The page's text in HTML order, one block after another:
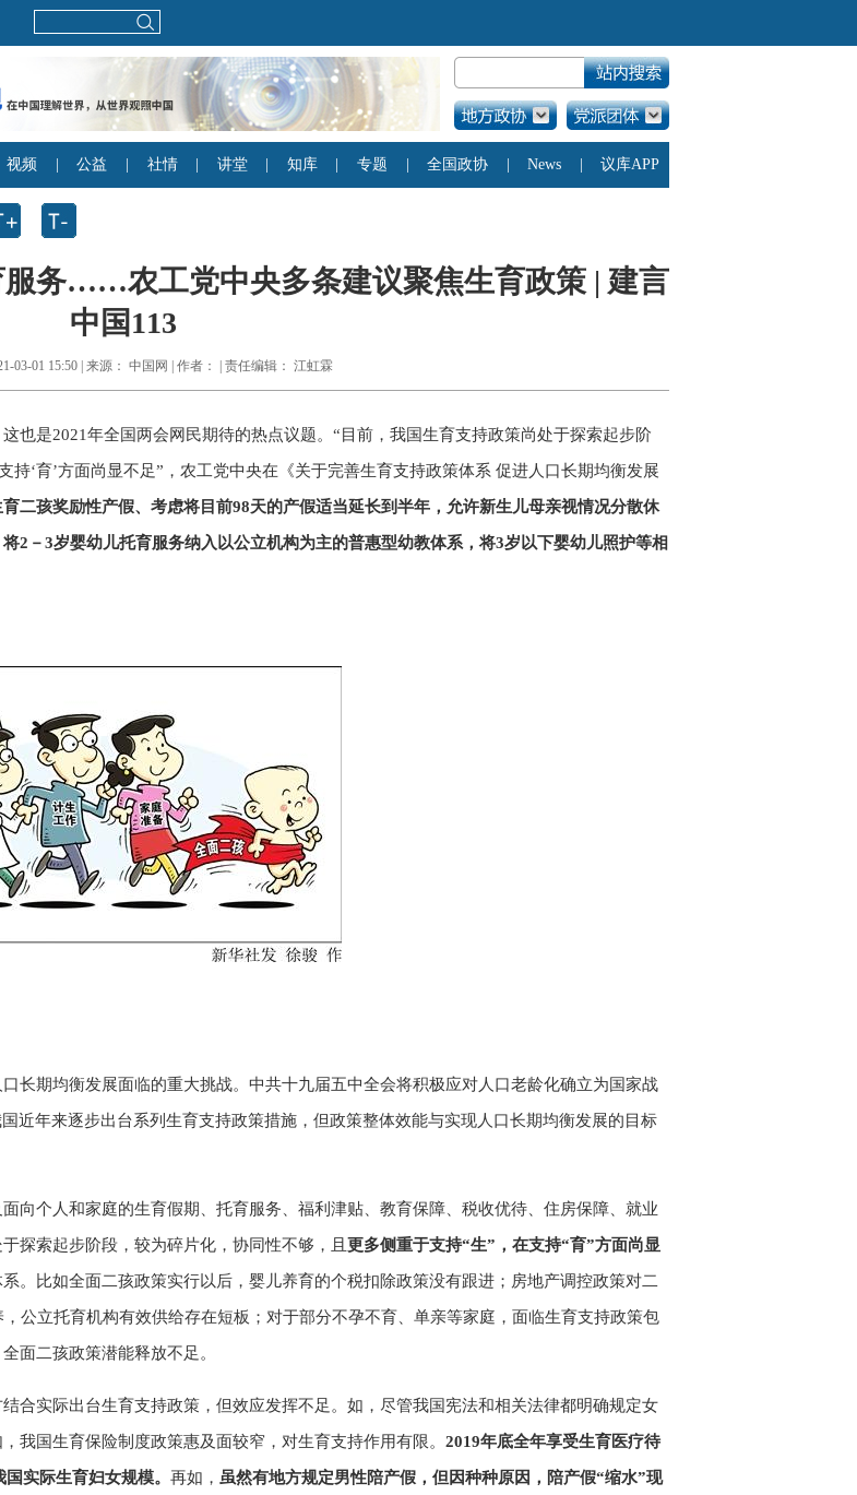
务……农工党中央多条建议聚焦生育政策 | 建言
中国113
03-01 15:50 | 来源： 中国网 | 作者： | 责任编辑： 江虹霖
也是2021年全国两会网民期待的热点议题。“目前，我国生育支持政策尚处于探索起步阶
持‘育’方面尚显不足”，农工党中央在《关于完善生育支持政策体系 促进人口长期均衡发展
二孩奖励性产假、考虑将目前98天的产假适当延长到半年，允许新生儿母亲视情况分散休
2－3岁婴幼儿托育服务纳入以公立机构为主的普惠型幼教体系，将3岁以下婴幼儿照护等相
长期均衡发展面临的重大挑战。中共十九届五中全会将积极应对人口老龄化确立为国家战
近年来逐步出台系列生育支持政策措施，但政策整体效能与实现人口长期均衡发展的目标
向个人和家庭的生育假期、托育服务、福利津贴、教育保障、税收优待、住房保障、就业
探索起步阶段，较为碎片化，协同性不够，且 更多侧重于支持“生”，在支持“育”方面尚显
。比如全面二孩政策实行以后，婴儿养育的个税扣除政策没有跟进；房地产调控政策对二
公立托育机构有效供给存在短板；对于部分不孕不育、单亲等家庭，面临生育支持政策包
面二孩政策潜能释放不足。
合实际出台生育支持政策，但效应发挥不足。如，尽管我国宪法和相关法律都明确规定女
我国生育保险制度政策惠及面较窄，对生育支持作用有限。 2019年底全年享受生育医疗待
实际生育妇女规模。 再如， 虽然有地方规定男性陪产假，但因种种原因，陪产假“缩水”现